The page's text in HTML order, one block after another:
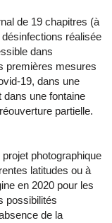
de 19 chapitres (à
désinfections réalisée
dans
premières mesures
19, dans une
dans une fontaine
partielle.
photographique
latitudes ou à
en 2020 pour les
possibilités
de la